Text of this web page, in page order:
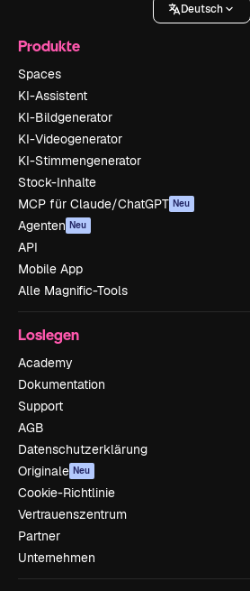
Deutsch
Produkte
Spaces
KI-Assistent
KI-Bildgenerator
KI-Videogenerator
KI-Stimmengenerator
Stock-Inhalte
MCP für Claude/ChatGPT Neu
Agenten Neu
API
Mobile App
Alle Magnific-Tools
Loslegen
Academy
Dokumentation
Support
AGB
Datenschutzerklärung
Originale Neu
Cookie-Richtlinie
Vertrauenszentrum
Partner
Unternehmen